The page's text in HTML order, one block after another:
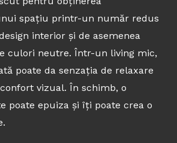
spațiu printr-un număr redus
interior și de asemenea
culori neutre. Într-un living mic,
poate da senzația de relaxare
vizual. În schimb, o
poate epuiza și îți poate crea o